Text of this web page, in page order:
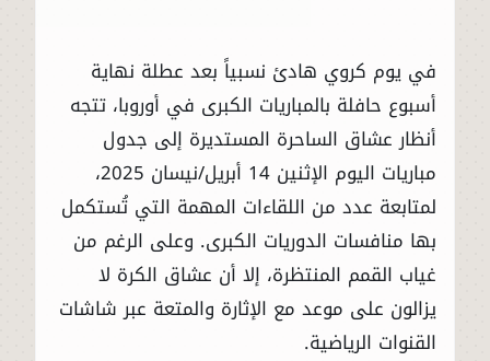
في يوم كروي هادئ نسبياً بعد عطلة نهاية
أسبوع حافلة بالمباريات الكبرى في أوروبا، تتجه
أنظار عشاق الساحرة المستديرة إلى جدول
مباريات اليوم الإثنين 14 أبريل/نيسان 2025،
لمتابعة عدد من اللقاءات المهمة التي تُستكمل
بها منافسات الدوريات الكبرى. وعلى الرغم من
غياب القمم المنتظرة، إلا أن عشاق الكرة لا
يزالون على موعد مع الإثارة والمتعة عبر شاشات
القنوات الرياضية.